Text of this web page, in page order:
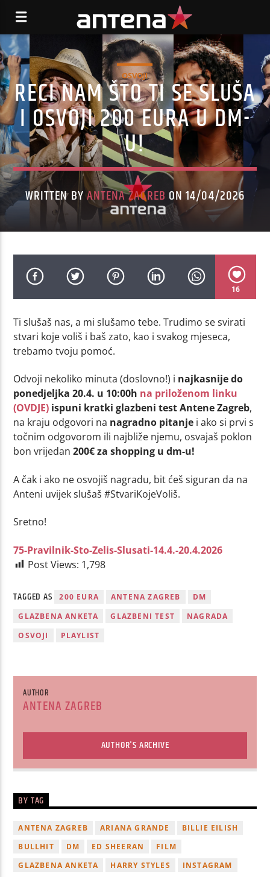
OSVOJI
RECI NAM ŠTO TI SE SLUŠA
I OSVOJI 200 EURA U DM-
U!
WRITTEN BYANTENA ZAGREB ON 14/04/2026
16
Ti slušaš nas, a mi slušamo tebe. Trudimo se svirati
stvari koje voliš i baš zato, kao i svakog mjeseca,
trebamo tvoju pomoć.
Odvoji nekoliko minuta (doslovno!) i najkasnije do
ponedjeljka 20.4. u 10:00h na priloženom linku
(OVDJE) ispuni kratki glazbeni test Antene Zagreb,
na kraju odgovori na nagradno pitanje i ako si prvi s
točnim odgovorom ili najbliže njemu, osvajaš poklon
bon vrijedan200€ za shopping u dm-u!
A čak i ako ne osvojiš nagradu, bit ćeš siguran da na
Anteni uvijek slušaš #StvariKojeVoliš.
Sretno!
75-Pravilnik-Sto-Zelis-Slusati-14.4.-20.4.2026
Post Views: 1,798
TAGGED AS 200 EURA ANTENA ZAGREB
DM
GLAZBENA ANKETA
GLAZBENI TEST
NAGRADA
OSVOJI
PLAYLIST
AUTHOR
ANTENA ZAGREB
AUTHOR'S ARCHIVE
BY TAG
ANTENA ZAGREB ARIANA GRANDE
BILLIE EILISH
BULLHIT
DM ED SHEERAN
FILM
GLAZBENA ANKETA
HARRY STYLES
INSTAGRAM